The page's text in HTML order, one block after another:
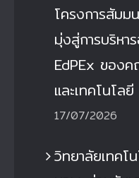
โครงการสัมม
มุ่งสู่การบริหา
EdPEx ของ
และเทคโนโลยี
17/07/2026
วิทยาลัยเทคโ